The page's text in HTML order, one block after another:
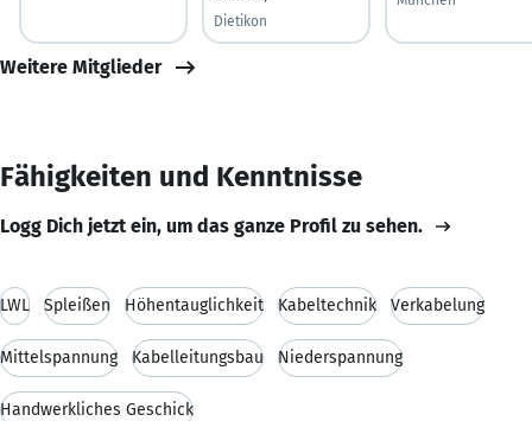
Dietikon
Weitere Mitglieder
Fähigkeiten und Kenntnisse
Logg Dich jetzt ein, um das ganze Profil zu sehen.
LWL Spleißen Höhentauglichkeit Kabeltechnik Verkabelung
Mittelspannung Kabelleitungsbau Niederspannung
Handwerkliches Geschick